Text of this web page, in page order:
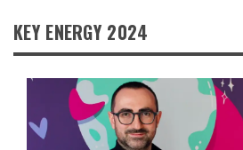
KEY ENERGY 2024